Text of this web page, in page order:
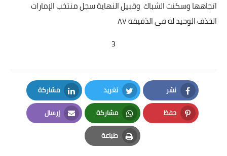
اتجاهها وسكنت الشباك وقبيل النهاية سجل منتخب الإمارات
الخذف الوحيد له في الذقيقة ٨٧
3
نشر
Facebook
تغريد
Twitter
مشاركة
LinkedIn
حفظ
Pinterest
مشاركة
Whatsapp
إرسال
Email
طباعة
Print